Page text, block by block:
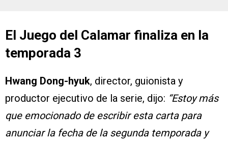
El Juego del Calamar finaliza en la
temporada 3
Hwang Dong-hyuk, director, guionista y
productor ejecutivo de la serie, dijo: “Estoy más
que emocionado de escribir esta carta para
anunciar la fecha de la segunda temporada y